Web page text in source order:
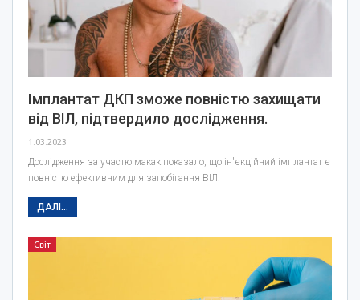
Імплантат ДКП зможе повністю захищати
від ВІЛ, підтвердило дослідження.
1.03.2023
Дослідження за участю макак показало, що ін'єкційний імплантат є
повністю ефективним для запобігання ВІЛ.
ДАЛІ...
Світ